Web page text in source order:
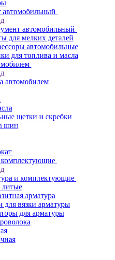
автомобильный
автомобильный
для мелких деталей
автомобильные
для топлива и масла
автомобилем
щетки и скребки
шин
и комплектующие
литые
арматура
для вязки арматуры
для арматуры